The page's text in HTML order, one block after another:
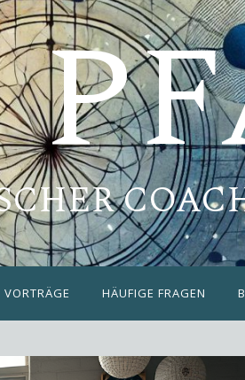
VORTRÄGE HÄUFIGE FRAGEN